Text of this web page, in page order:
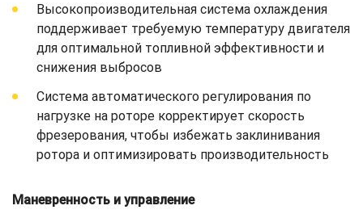
Высокопроизводительная система охлаждения
поддерживает требуемую температуру двигателя
для оптимальной топливной эффективности и
снижения выбросов
Система автоматического регулирования по
нагрузке на роторе корректирует скорость
фрезерования, чтобы избежать заклинивания
ротора и оптимизировать производительность
Маневренность и управление